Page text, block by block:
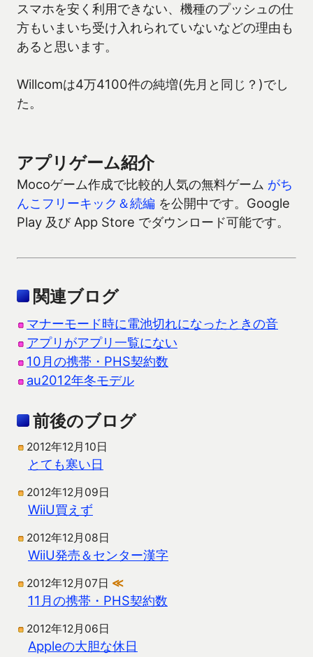
スマホを安く利用できない、機種のプッシュの仕
方もいまいち受け入れられていないなどの理由も
あると思います。
Willcomは4万4100件の純増(先月と同じ？)でし
た。
アプリゲーム紹介
Mocoゲーム作成で比較的人気の無料ゲーム がち
んこフリーキック＆続編 を公開中です。Google
Play 及び App Store でダウンロード可能です。
関連ブログ
マナーモード時に電池切れになったときの音
アプリがアプリ一覧にない
10月の携帯・PHS契約数
au2012年冬モデル
前後のブログ
2012年12月10日
とても寒い日
2012年12月09日
WiiU買えず
2012年12月08日
WiiU発売＆センター漢字
2012年12月07日 ≪
11月の携帯・PHS契約数
2012年12月06日
Appleの大胆な休日